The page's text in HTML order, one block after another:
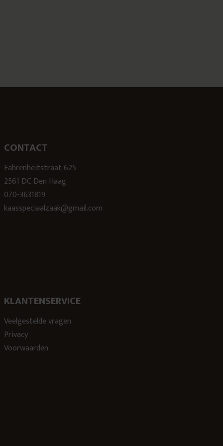
CONTACT
Fahrenheitstraat 625
2561 DC Den Haag
070-3631819
kaasspeciaalzaak@gmail.com
KLANTENSERVICE
Veelgestelde vragen
Privacy
Voorwaarden